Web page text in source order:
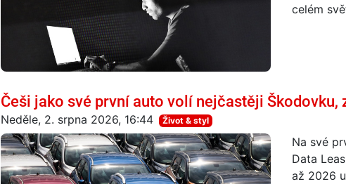
celém
Češi jako své první auto volí nejčastěji Škodovku,
Neděle, 2. srpna 2026, 16:44 Život & styl
Na své
Data
až 2026